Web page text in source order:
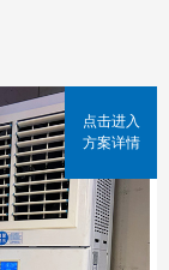
点击进入
方案详情